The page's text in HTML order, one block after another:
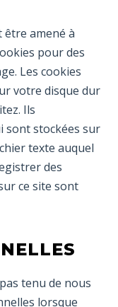
être amené à
pour des
Les cookies
votre disque dur
Ils
sont stockées sur
texte auquel
des
ce site sont
tenu de nous
lorsque